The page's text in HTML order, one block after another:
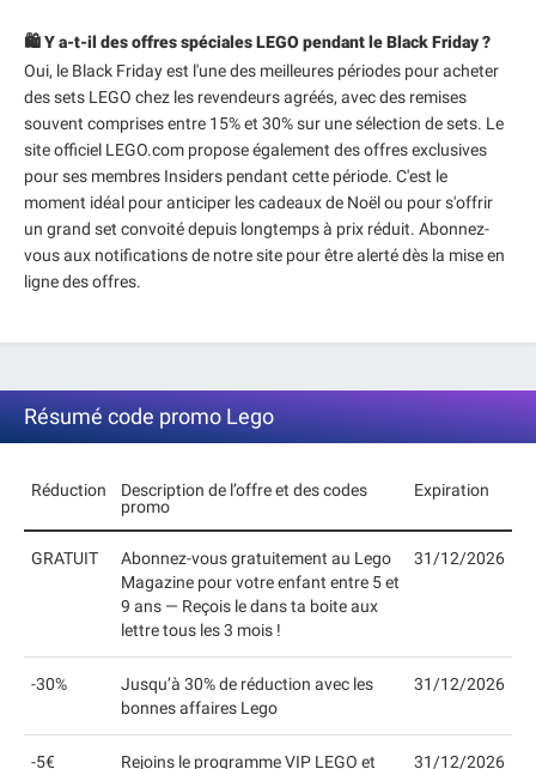
🛍️ Y a-t-il des offres spéciales LEGO pendant le Black Friday ?
Oui, le Black Friday est l'une des meilleures périodes pour acheter
des sets LEGO chez les revendeurs agréés, avec des remises
souvent comprises entre 15% et 30% sur une sélection de sets. Le
site officiel LEGO.com propose également des offres exclusives
pour ses membres Insiders pendant cette période. C'est le
moment idéal pour anticiper les cadeaux de Noël ou pour s'offrir
un grand set convoité depuis longtemps à prix réduit. Abonnez-
vous aux notifications de notre site pour être alerté dès la mise en
ligne des offres.
Résumé code promo Lego
Réduction
Description de l’offre et des codes
promo
Expiration
GRATUIT
Abonnez-vous gratuitement au Lego
Magazine pour votre enfant entre 5 et
9 ans — Reçois le dans ta boite aux
lettre tous les 3 mois !
31/12/2026
-30%
Jusqu’à 30% de réduction avec les
bonnes affaires Lego
31/12/2026
-5€ Rejoins le programme VIP LEGO et 31/12/2026